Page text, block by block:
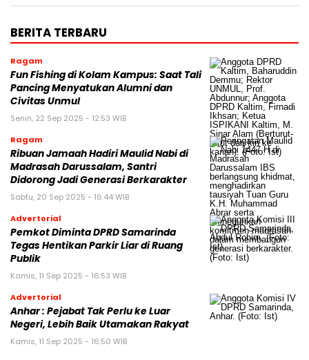
BERITA TERBARU
Ragam
Fun Fishing di Kolam Kampus: Saat Tali
Pancing Menyatukan Alumni dan
Civitas Unmul
Senin, 22 Sep 2025 - 12:53 WIB
Ragam
Ribuan Jamaah Hadiri Maulid Nabi di
Madrasah Darussalam, Santri
Didorong Jadi Generasi Berkarakter
Sabtu, 20 Sep 2025 - 16:44 WIB
Advertorial
Pemkot Diminta DPRD Samarinda
Tegas Hentikan Parkir Liar di Ruang
Publik
Kamis, 11 Sep 2025 - 16:53 WIB
Advertorial
Anhar : Pejabat Tak Perlu ke Luar
Negeri, Lebih Baik Utamakan Rakyat
Kamis, 11 Sep 2025 - 16:50 WIB